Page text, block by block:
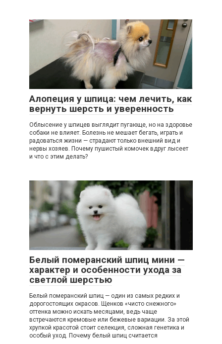
Алопеция у шпица: чем лечить, как
вернуть шерсть и уверенность
Облысение у шпицев выглядит пугающе, но на здоровье
собаки не влияет. Болезнь не мешает бегать, играть и
радоваться жизни — страдают только внешний вид и
нервы хозяев. Почему пушистый комочек вдруг лысеет
и что с этим делать?
Белый померанский шпиц мини —
характер и особенности ухода за
светлой шерстью
Белый померанский шпиц — один из самых редких и
дорогостоящих окрасов. Щенков «чисто снежного»
оттенка можно искать месяцами, ведь чаще
встречаются кремовые или бежевые вариации. За этой
хрупкой красотой стоит селекция, сложная генетика и
особый уход. Почему белый шпиц считается